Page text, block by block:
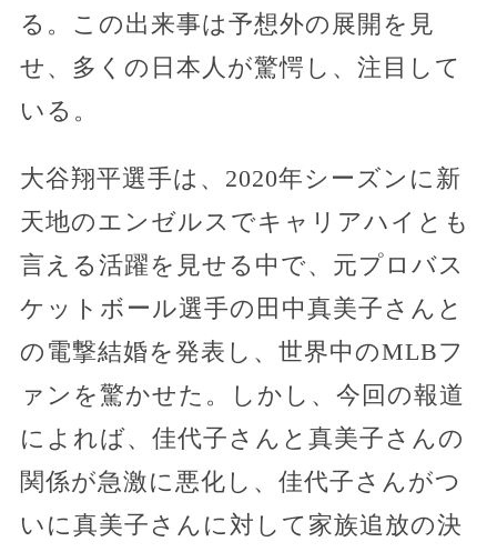
る。この出来事は予想外の展開を見
せ、多くの日本人が驚愕し、注目して
いる。
大谷翔平選手は、2020年シーズンに新
天地のエンゼルスでキャリアハイとも
言える活躍を見せる中で、元プロバス
ケットボール選手の田中真美子さんと
の電撃結婚を発表し、世界中のMLBフ
ァンを驚かせた。しかし、今回の報道
によれば、佳代子さんと真美子さんの
関係が急激に悪化し、佳代子さんがつ
いに真美子さんに対して家族追放の決